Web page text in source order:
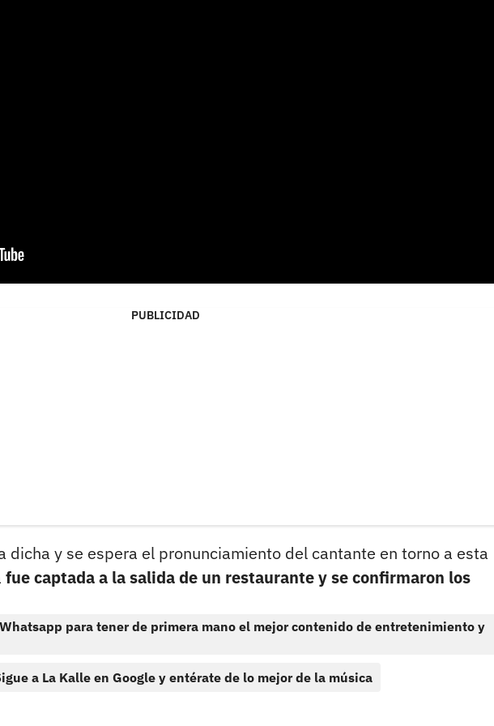
PUBLICIDAD
dicha y se espera el pronunciamiento del cantante en torno a esta
fue captada a la salida de un restaurante y se confirmaron los
para tener de primera mano el mejor contenido de entretenimiento y
a La Kalle en Google y entérate de lo mejor de la música